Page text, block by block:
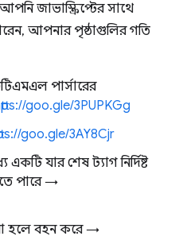
জাভাস্ক্রিপ্টের সাথে
আপনার পৃষ্ঠাগুলির গতি
পার্সারের
goo.gle/3PUPKGg
goo.gle/3AY8Cjr
যার শেষ ট্যাগ নির্দিষ্ট
পারে →
না হলে বহন করে →